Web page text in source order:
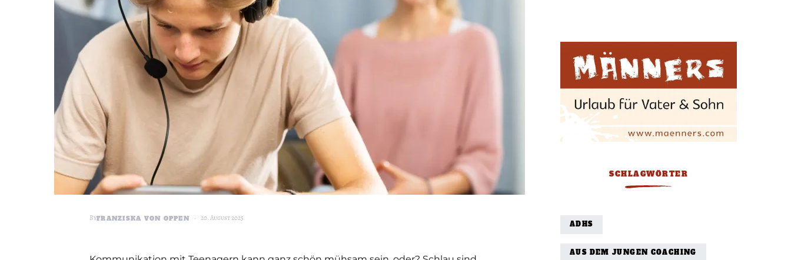
ByFRANZISKA VON OPPEN 20. August 2025
SCHLAGWÖRTER
ADHS
AUS DEM JUNGEN COACHING